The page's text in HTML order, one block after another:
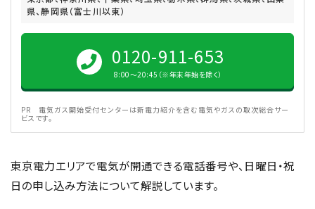
県、静岡県（富士川以東）
0120-911-653
8:00〜20:45（※年末年始を除く）
PR 電気ガス開始受付センターは新電力紹介を含む電気やガスの取次総合サー
ビスです。
東京電力エリアで電気が開通できる電話番号や、日曜日・祝
日の申し込み方法について解説しています。